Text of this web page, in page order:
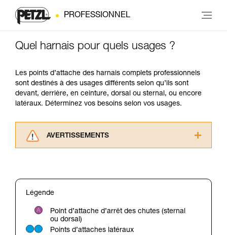
PROFESSIONNEL
Quel harnais pour quels usages ?
Les points d’attache des harnais complets professionnels
sont destinés à des usages différents selon qu’ils sont
devant, derrière, en ceinture, dorsal ou sternal, ou encore
latéraux. Déterminez vos besoins selon vos usages.
AVERTISSEMENTS
pouvoir comprendre ce complément
Maîtriser ces techniques nécessite une
formation et un entraînement spécifique. Validez
Légende
Point d’attache d’arrêt des chutes (sternal
ou dorsal)
Points d’attaches latéraux